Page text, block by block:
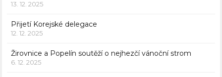
13. 12. 2025
Přijetí Korejské delegace
12. 12. 2025
Žirovnice a Popelín soutěží o nejhezčí vánoční strom
6. 12. 2025